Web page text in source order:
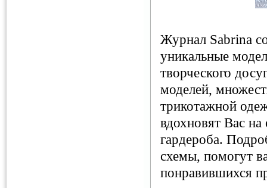
Журнал Sabrina
уникальные
творческого
моделей,
трикотажной
вдохновят Вас
гардероба.
схемы, помогут
понравившихся